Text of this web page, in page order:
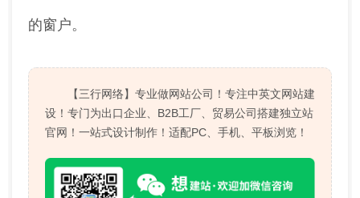
的窗户。
【三行网络】专业做网站公司！专注中英文网站建
设！专门为出口企业、B2B工厂、贸易公司搭建独立站
官网！一站式设计制作！适配PC、手机、平板浏览！